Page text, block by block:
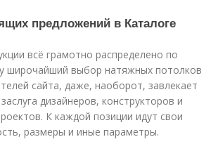
предложений в Каталоге
всё грамотно распределено по
широчайший выбор натяжных потолков
сайта, даже, наоборот, завлекает
дизайнеров, конструкторов и
К каждой позиции идут свои
размеры и иные параметры.